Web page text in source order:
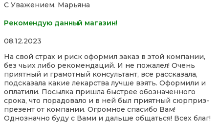
С Уважением, Марьяна
Рекомендую данный магазин!
Rated
out
of
5
08.12.2023
На свой страх и риск оформил заказ в этой компании,
без чьих либо рекомендаций. И не пожалел! Очень
приятный и грамотный консультант, все рассказала,
подсказала какие лекарства лучше взять. Оформили и
оплатили. Посылка пришла быстрее обозначенного
срока, что порадовало и в ней был приятный сюрприз-
презент от компании. Огромное спасибо Вам!
Однозначно буду с Вами и дальше общаться! Всех благ!